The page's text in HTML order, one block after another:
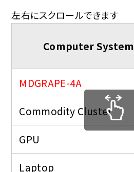
左右にスクロールできます
Computer System
MDGRAPE-4A
Commodity Cluster
GPU
Laptop